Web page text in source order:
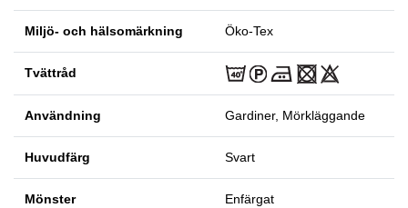
Miljö- och hälsomärkning Öko-Tex
Tvättråd
Användning Gardiner, Mörkläggande
Huvudfärg Svart
Mönster Enfärgat